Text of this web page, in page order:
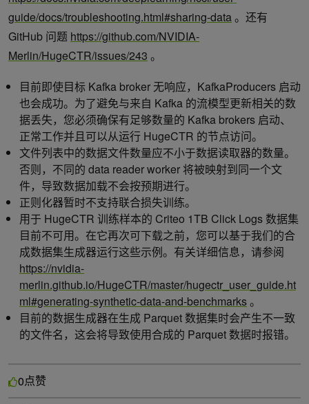
guide/docs/troubleshooting.html#sharing-data。还有
GitHub 问题 https://github.com/NVIDIA-
Merlin/HugeCTR/issues/243 。
目前即使目标 Kafka broker 无响应，KafkaProducers 启动
也会成功。为了避免与来自 Kafka 的流模型更新相关的数
据丢失，您必须确保有足够数量的 Kafka brokers 启动、
正常工作并且可以从运行 HugeCTR 的节点访问。
文件列表中的数据文件数量应不小于数据读取器的数量。
否则，不同的 data reader worker 将被映射到同一个文
件，导致数据加载不会按预期进行。
正则化器暂时不支持联合损失训练。
用于 HugeCTR 训练样本的 Criteo 1TB Click Logs 数据集
目前不可用。在它再次可下载之前，您可以基于我们的合
成数据集生成器运行这些示例。有关详细信息，请参阅
https://nvidia-
merlin.github.io/HugeCTR/master/hugectr_user_guide.ht
ml#generating-synthetic-data-and-benchmarks。
目前的数据生成器在生成 Parquet 数据集时会产生不一致
的文件名，这会将导致使用合成的 Parquet 数据时报错。
0点赞